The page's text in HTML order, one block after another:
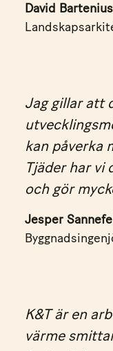
David Bartenius
Jag gillar att
kan påverka
Tjäder har vi
och gör
Jesper
K&T är en
värme